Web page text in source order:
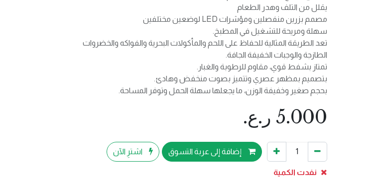
يقلل من التلف وهدر الطعام
مصمم بزرين منفصلين ومؤشرات LED لوضعين مختلفين
سهلة ومريحة للتشغيل في المطبخ.
تعد الطريقة المثالية للحفاظ على اللحم والمأكولات البحرية والفواكه والخضروات
الطازجة والوجبات الخفيفة الجافة.
تمتاز بشفط قوي، مقاوم للرطوبة والغبار.
بتصميم بمظهر عصري وتتميز بصوت منخفض وهادئ.
بحجم صغير وخفيفة الوزن، ما يجعلها سهلة الحمل وتوفر المساحة.
5.000 ر.ع.
إضافة إلى عربة التسوق اشترِ الآن
نفدت الكمية